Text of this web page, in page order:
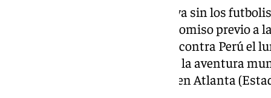
Posteriormente, la expedición, ya sin los
para afrontar el segundo compromiso previo a
Estadio Cuauhtémoc de Puebla contra Perú el
después, el lunes 15, comenzará la aventura
fase de grupos ante Cabo Verde en Atlanta